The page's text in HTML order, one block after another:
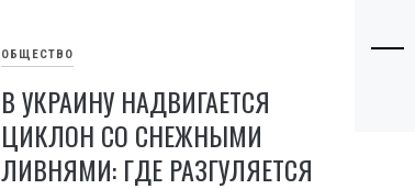
ОБЩЕСТВО
В УКРАИНУ НАДВИГАЕТСЯ
ЦИКЛОН СО СНЕЖНЫМИ
ЛИВНЯМИ: ГДЕ РАЗГУЛЯЕТСЯ